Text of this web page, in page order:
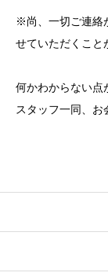
※尚、一切ご連絡
せていただくこと
何かわからない点
スタッフ一同、お